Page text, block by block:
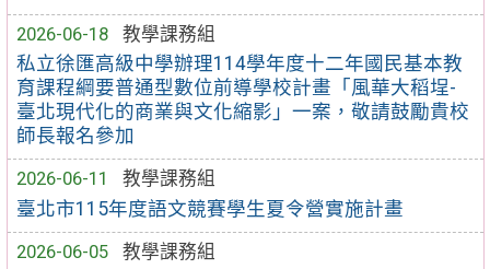
2026-06-18
教學課務組
私立徐匯高級中學辦理114學年度十二年國民基本教
育課程綱要普通型數位前導學校計畫「風華大稻埕-
臺北現代化的商業與文化縮影」一案，敬請鼓勵貴校
師長報名參加
2026-06-11
教學課務組
臺北市115年度語文競賽學生夏令營實施計畫
2026-06-05
教學課務組